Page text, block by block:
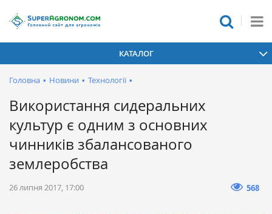
КАТАЛОГ
Головна • Новини • Технології •
Використання сидеральних
культур є одним з основних
чинників збалансованого
землеробства
26 липня 2017, 17:00 568